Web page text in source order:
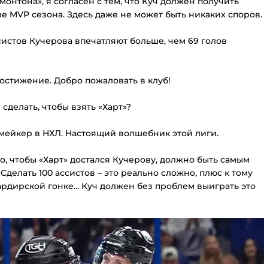
MVP сезона. Здесь даже не может быть никаких споров.
Кучерова впечатляют больше, чем 69 голов
Добро пожаловать в клуб!
чтобы взять «Харт»?
в НХЛ. Настоящий волшебник этой лиги.
чтобы «Харт» достался Кучерову, должно быть самым
100 ассистов – это реально сложно, плюс к тому
гонке... Куч должен без проблем выиграть это